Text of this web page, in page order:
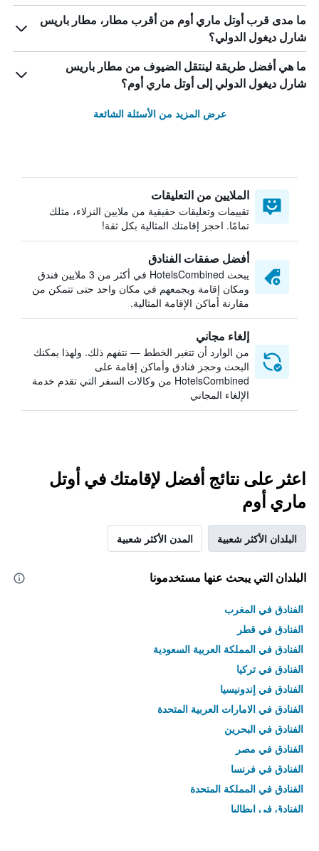
ما مدى قرب أوتل ماري أوم من أقرب مطار، مطار باريس
شارل ديغول الدولي؟
ما هي أفضل طريقة لينتقل الضيوف من مطار باريس
شارل ديغول الدولي إلى أوتل ماري أوم؟
عرض المزيد من الأسئلة الشائعة
الملايين من التعليقات
تقييمات وتعليقات حقيقية من ملايين النزلاء، مثلك
تمامًا. احجز إقامتك المثالية بكل ثقة!
أفضل صفقات الفنادق
يبحث HotelsCombined في أكثر من 3 ملايين فندق
ومكان إقامة ويجمعهم في مكان واحد حتى تتمكن من
مقارنة أماكن الإقامة المثالية.
إلغاء مجاني
من الوارد أن تتغير الخطط — نتفهم ذلك. ولهذا يمكنك
البحث وحجز فنادق وأماكن إقامة على
HotelsCombined من وكالات السفر التي تقدم خدمة
الإلغاء المجاني
اعثر على نتائج أفضل لإقامتك في أوتل
ماري أوم
البلدان الأكثر شعبية المدن الأكثر شعبية
البلدان التي يبحث عنها مستخدمونا
الفنادق في المغرب
الفنادق في قطر
الفنادق في المملكة العربية السعودية
الفنادق في تركيا
الفنادق في إندونيسيا
الفنادق في الامارات العربية المتحدة
الفنادق في البحرين
الفنادق في مصر
الفنادق في فرنسا
الفنادق في المملكة المتحدة
الفنادق في إيطاليا